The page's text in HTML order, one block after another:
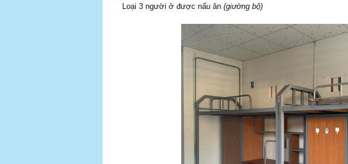
Loại 3 người ở được nấu ăn (giường bộ)